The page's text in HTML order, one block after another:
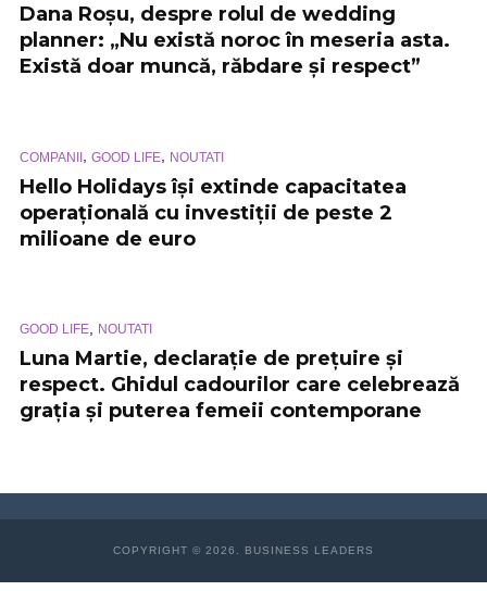
Dana Roșu, despre rolul de wedding
planner: „Nu există noroc în meseria asta.
Există doar muncă, răbdare și respect”
COMPANII, GOOD LIFE, NOUTATI
Hello Holidays își extinde capacitatea
operațională cu investiții de peste 2
milioane de euro
GOOD LIFE NOUTATI
Luna Martie, declarație de prețuire și
respect. Ghidul cadourilor care celebrează
grația și puterea femeii contemporane
COPYRIGHT © 2026. BUSINESS LEADERS